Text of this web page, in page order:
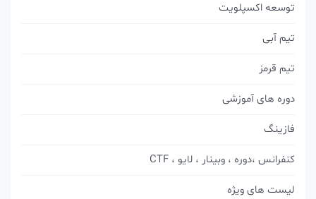
توسعه اکسپلویت
تیم آبی
تیم قرمز
دوره های آموزشی
فازینگ
کنفرانس ،دوره ، وبینار ، لایو ، CTF
لیست های ویژه